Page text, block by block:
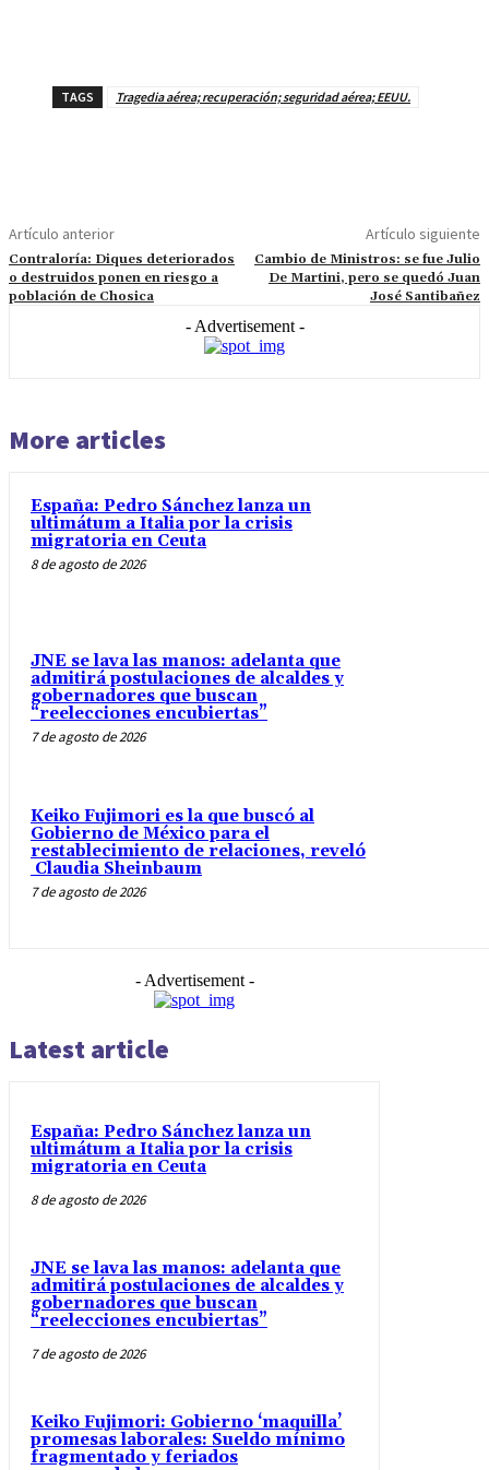
TAGS Tragedia aérea; recuperación; seguridad aérea; EEUU.
Artículo anterior
Contraloría: Diques deteriorados
o destruidos ponen en riesgo a
población de Chosica
Artículo siguiente
Cambio de Ministros: se fue Julio
De Martini, pero se quedó Juan
José Santibañez
- Advertisement -
More articles
España: Pedro Sánchez lanza un
ultimátum a Italia por la crisis
migratoria en Ceuta
8 de agosto de 2026
JNE se lava las manos: adelanta que
admitirá postulaciones de alcaldes y
gobernadores que buscan
“reelecciones encubiertas”
7 de agosto de 2026
Keiko Fujimori es la que buscó al
Gobierno de México para el
restablecimiento de relaciones, reveló
Claudia Sheinbaum
7 de agosto de 2026
- Advertisement -
Latest article
España: Pedro Sánchez lanza un
ultimátum a Italia por la crisis
migratoria en Ceuta
8 de agosto de 2026
JNE se lava las manos: adelanta que
admitirá postulaciones de alcaldes y
gobernadores que buscan
“reelecciones encubiertas”
7 de agosto de 2026
Keiko Fujimori: Gobierno ‘maquilla’
promesas laborales: Sueldo mínimo
fragmentado y feriados